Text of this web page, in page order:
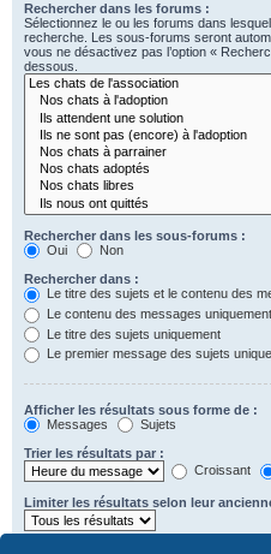
Rechercher dans les forums :
Sélectionnez le ou les forums dans
recherche. Les sous-forums seront
vous ne désactivez pas l’option «
dessous.
Rechercher dans les sous-forums :
Oui
Non
Rechercher dans :
Le titre des sujets et le contenu des
Le contenu des messages uniquement
Le titre des sujets uniquement
Le premier message des sujets
Afficher les résultats sous forme de :
Messages
Sujets
Trier les résultats par :
Croissant
Limiter les résultats selon leur